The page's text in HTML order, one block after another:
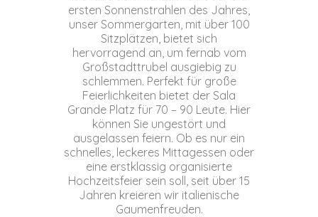
ersten Sonnenstrahlen des Jahres,
unser Sommergarten, mit über 100
Sitzplätzen, bietet sich
hervorragend an, um fernab vom
Großstadttrubel ausgiebig zu
schlemmen. Perfekt für große
Feierlichkeiten bietet der Sala
Grande Platz für 70 – 90 Leute. Hier
können Sie ungestört und
ausgelassen feiern. Ob es nur ein
schnelles, leckeres Mittagessen oder
eine erstklassig organisierte
Hochzeitsfeier sein soll, seit über 15
Jahren kreieren wir italienische
Gaumenfreuden.